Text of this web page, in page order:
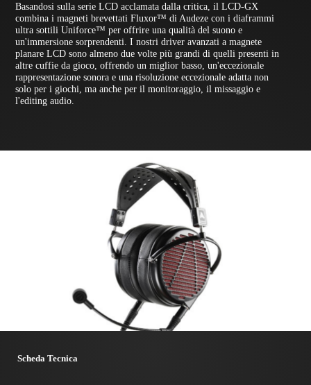
Basandosi sulla serie LCD acclamata dalla critica, il LCD-GX
combina i magneti brevettati Fluxor™ di Audeze con i diaframmi
ultra sottili Uniforce™ per offrire una qualità del suono e
un'immersione sorprendenti. I nostri driver avanzati a magnete
planare LCD sono almeno due volte più grandi di quelli presenti in
altre cuffie da gioco, offrendo un miglior basso, un'eccezionale
rappresentazione sonora e una risoluzione eccezionale adatta non
solo per i giochi, ma anche per il monitoraggio, il missaggio e
l'editing audio.
Scheda Tecnica